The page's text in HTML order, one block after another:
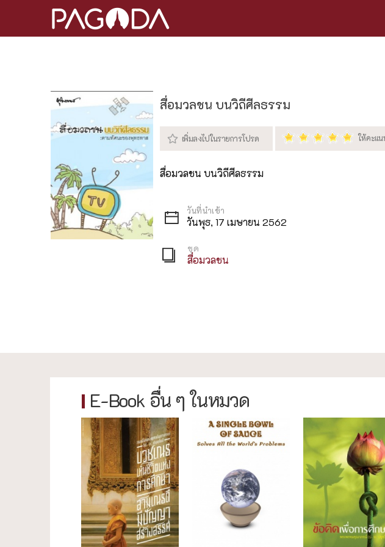
สื่อมวลชน บนวิถีศีลธรรม
สื่อมวลชน บนวิถีศีลธรรม
วันพุธ, 17 เมษายน 2562
ชุด
สื่อมวลชน
E-Book อื่น ๆ ในหมวด